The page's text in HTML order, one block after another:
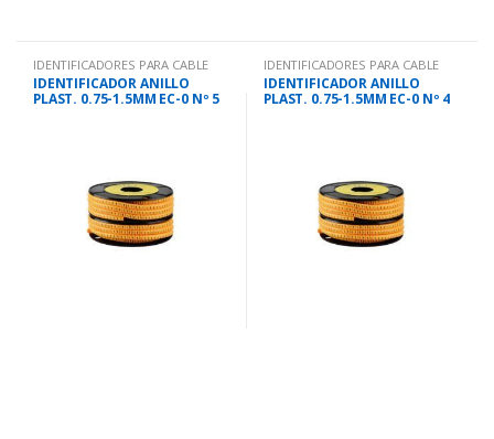
IDENTIFICADORES PARA CABLE
IDENTIFICADOR ANILLO
PLAST. 0.75-1.5MM EC-0 Nº 5
IDENTIFICADORES PARA CABLE
IDENTIFICADOR ANILLO
PLAST. 0.75-1.5MM EC-0 Nº 4